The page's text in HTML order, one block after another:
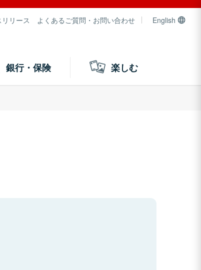
リース よくあるご質問・お問い合わせ English
銀行・保険 楽しむ